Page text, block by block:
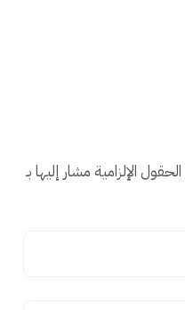
الحقول الإلزامية مشار إليها بـ